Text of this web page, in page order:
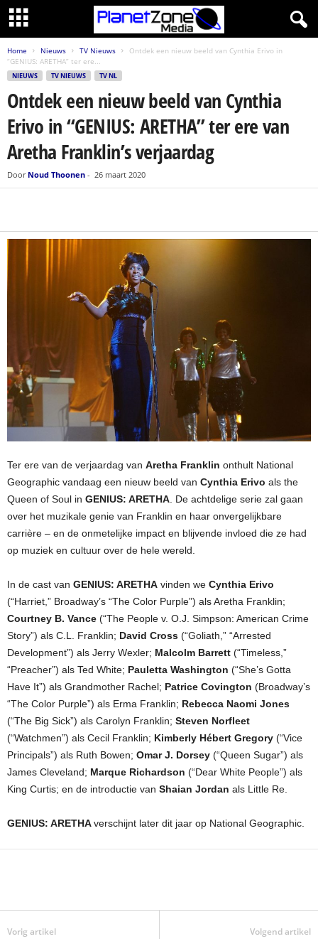
Home Nieuws TV Nieuws
Ontdek een nieuw beeld van Cynthia Erivo in
“GENIUS: ARETHA” ter ere...
NIEUWS TV NIEUWS TV NL
Ontdek een nieuw beeld van Cynthia
Erivo in “GENIUS: ARETHA” ter ere van
Aretha Franklin’s verjaardag
Door Noud Thoonen - 26 maart 2020
Ter ere van de verjaardag van Aretha Franklin onthult National
Geographic vandaag een nieuw beeld van Cynthia Erivo als the
Queen of Soul in GENIUS: ARETHA. De achtdelige serie zal gaan
over het muzikale genie van Franklin en haar onvergelijkbare
carrière – en de onmetelijke impact en blijvende invloed die ze had
op muziek en cultuur over de hele wereld.
In de cast van GENIUS: ARETHA vinden we Cynthia Erivo
(“Harriet,” Broadway’s “The Color Purple”) als Aretha Franklin;
Courtney B. Vance (“The People v. O.J. Simpson: American Crime
Story”) als C.L. Franklin; David Cross (“Goliath,” “Arrested
Development”) als Jerry Wexler; Malcolm Barrett (“Timeless,”
“Preacher”) als Ted White; Pauletta Washington (“She’s Gotta
Have It”) als Grandmother Rachel; Patrice Covington (Broadway’s
“The Color Purple”) als Erma Franklin; Rebecca Naomi Jones
(“The Big Sick”) als Carolyn Franklin; Steven Norfleet
(“Watchmen”) als Cecil Franklin; Kimberly Hébert Gregory (“Vice
Principals”) als Ruth Bowen; Omar J. Dorsey (“Queen Sugar”) als
James Cleveland; Marque Richardson (“Dear White People”) als
King Curtis; en de introductie van Shaian Jordan als Little Re.
GENIUS: ARETHAverschijnt later dit jaar op National Geographic.
Vorig artikel Volgend artikel